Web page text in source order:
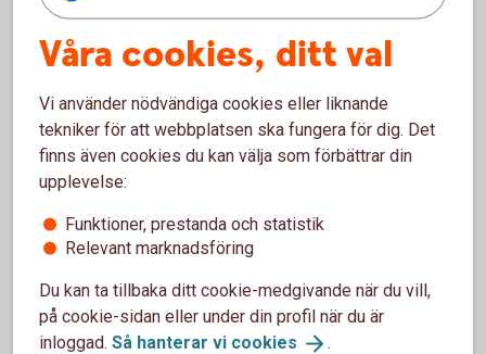
De vanligaste frågorna
Vilka marknader är möjliga att handla på?
Hur börjar jag handla?
Vad är köpkraft?
Våra cookies, ditt val
Vi använder nödvändiga cookies eller liknande
tekniker för att webbplatsen ska fungera för dig. Det
finns även cookies du kan välja som förbättrar din
upplevelse:
Funktioner, prestanda och statistik
Relevant marknadsföring
Du kan ta tillbaka ditt cookie-medgivande när du vill,
på cookie-sidan eller under din profil när du är
inloggad. Så hanterar vi cookies .